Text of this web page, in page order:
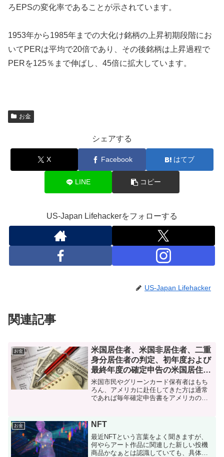
ろEPSの変化率であることが示されています。
1953年から1985年までの大化け銘柄の上昇初期段階にお
いてPERは平均で20倍であり、その後銘柄は上昇過程で
PERを125％まで伸ばし、45倍に拡大しています。
お金
シェアする
X Facebook はてブ
LINE コピー
US-Japan Lifehackerをフォローする
US-Japan Lifehacker
関連記事
お金
米国居住者、米国非居住者、二重
身分居住者の判定、初年度および
最終年度の確定申告の米国居住者
判定について
米国市民やグリーンカード保有者はもち
ろん、アメリカに赴任してきた方は通常
であれば毎年確定申告書をアメリカの税
際、米国居住者であるか、それと...
お金 NFT
最近NFTという言葉をよく聞きますが、
何やらアート作品に関連した新しい投機
商品かなぁとは認識していても、具体的